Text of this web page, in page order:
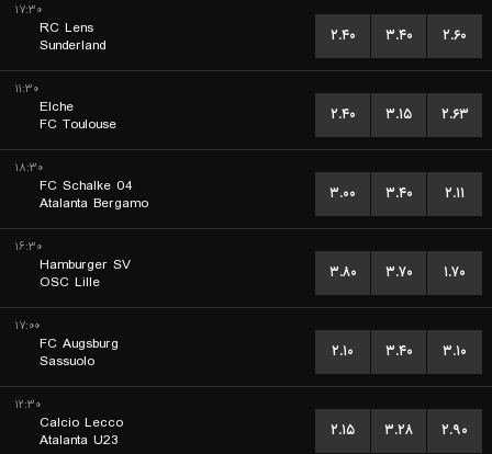
۱۷:۳۰
RC Lens
Sunderland
۲.۴۰ ۳.۴۰ ۲.۶۰
۱۱:۳۰
Elche
FC Toulouse
۲.۴۰ ۳.۱۵ ۲.۶۳
۱۸:۳۰
FC Schalke 04
Atalanta Bergamo
۳.۰۰ ۳.۴۰ ۲.۱۱
۱۶:۳۰
Hamburger SV
OSC Lille
۳.۸۰ ۳.۷۰ ۱.۷۰
۱۷:۰۰
FC Augsburg
Sassuolo
۲.۱۰ ۳.۴۰ ۳.۱۰
۱۲:۳۰
Calcio Lecco
Atalanta U23
۲.۱۵ ۳.۲۸ ۲.۹۰